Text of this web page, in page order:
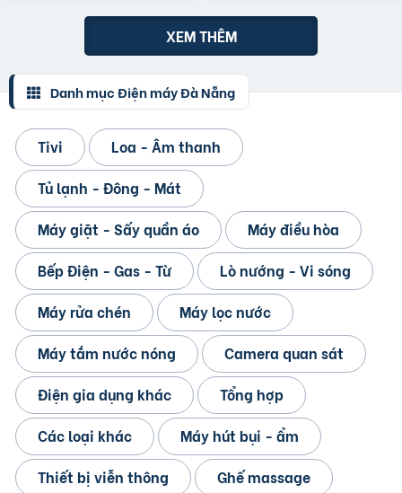
XEM THÊM
Danh mục Điện máy Đà Nẵng
Tivi
Loa - Âm thanh
Tủ lạnh - Đông - Mát
Máy giặt - Sấy quần áo
Máy điều hòa
Bếp Điện - Gas - Từ
Lò nướng - Vi sóng
Máy rửa chén
Máy lọc nước
Máy tắm nước nóng
Camera quan sát
Điện gia dụng khác
Tổng hợp
Các loại khác
Máy hút bụi - ẩm
Thiết bị viễn thông
Ghế massage